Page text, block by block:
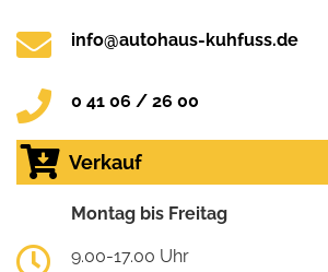
info@autohaus-kuhfuss.de
0 41 06 / 26 00
Verkauf
Montag bis Freitag
9.00-17.00 Uhr